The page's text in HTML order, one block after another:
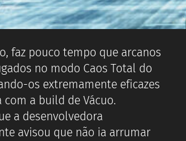
faz pouco tempo que arcanos
no modo Caos Total do
os extremamente eficazes
com a build de Vácuo.
a desenvolvedora
avisou que não ia arrumar